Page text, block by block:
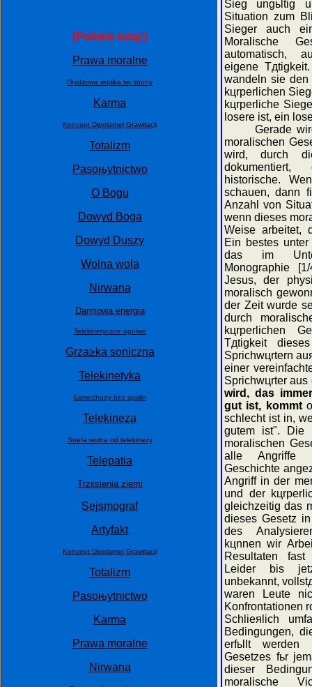
(Polskie tutaj:)
Prawa moralne
Пrуd≥owa replika tej strony
Karma
Koncept Dipolarnej Grawitacji
Totalizm
Pasoњytnictwo
O Bogu
Dowуd Boga
Dowуd Duszy
Wolna wola
Nirwana
Darmowa energia
Telekinetyczne ogniwo
Grza≥ka soniczna
Telekinetyka
Samochody bez spalin
Telekineza
Strefa wolna od telekinezy
Telepatia
Trzкsienia ziemi
Sejsmograf
Artyfakt
Koncept Dipolarnej Grawitacji
Totalizm
Pasoњytnictwo
Karma
Prawa moralne
Nirwana
Sieg ungьltig
Situation zum
Sieger auch
Moralische
automatisch,
eigene
wandeln sie
kцrperlichen
kцrperliche
losere ist, ein
Gerade wird
moralischen
wird, durch
historische.
schauen, dann
Anzahl von
wenn dieses
Weise arbeitet,
Ein bestes
das im
Monographie
Jesus, der
moralisch
der Zeit wurde
durch
kцrperlichen
Tдtigkeit
Sprichwцrtern
einer
Sprichwцrter
wird, das
gut ist, kommt
schlecht ist in,
gutem ist". Die
moralischen
alle Angriffe
Geschichte
Angriff in der
und der
gleichzeitig das
dieses Gesetz
des
kцnnen wir
Resultaten
Leider bis
unbekannt,
waren Leute
Konfrontationen
Schlieяlich
Bedingungen,
erfьllt werden
Gesetzes fьr
dieser
moralische